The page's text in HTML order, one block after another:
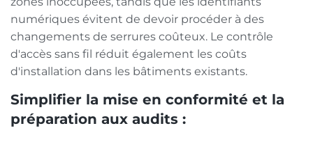
numériques évitent de devoir procéder à des
changements de serrures coûteux. Le contrôle
d'accès sans fil réduit également les coûts
d'installation dans les bâtiments existants.
Simplifier la mise en conformité et la
préparation aux audits :